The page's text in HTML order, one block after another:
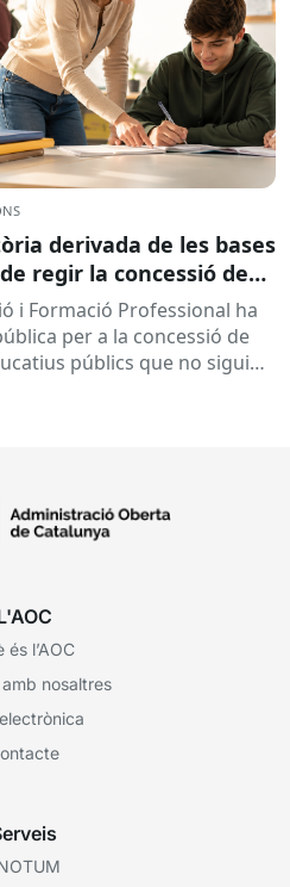
en servei diverses
de la Generalitat
Aquests canvis tenen
regir la concessió de
educatius, per al
de formació i
i Formació Professional ha
per a la concessió de
és l’AOC